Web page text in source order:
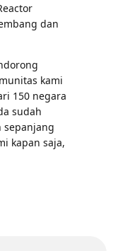
dan
kami
150 negara
sudah
sepanjang
kapan saja,